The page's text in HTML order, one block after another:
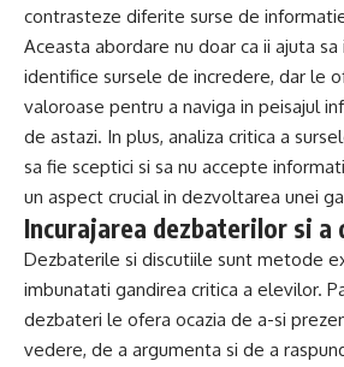
contrasteze diferite surse de
Aceasta abordare nu doar ca ii ajuta
identifice sursele de incredere, dar le
valoroase pentru a naviga in peisajul
de astazi. In plus, analiza critica a
sa fie sceptici si sa nu accepte
un aspect crucial in dezvoltarea unei
Incurajarea dezbaterilor si
Dezbaterile si discutiile sunt metode
imbunatati gandirea critica a elevilor.
dezbateri le ofera ocazia de a-si
vedere, de a argumenta si de a